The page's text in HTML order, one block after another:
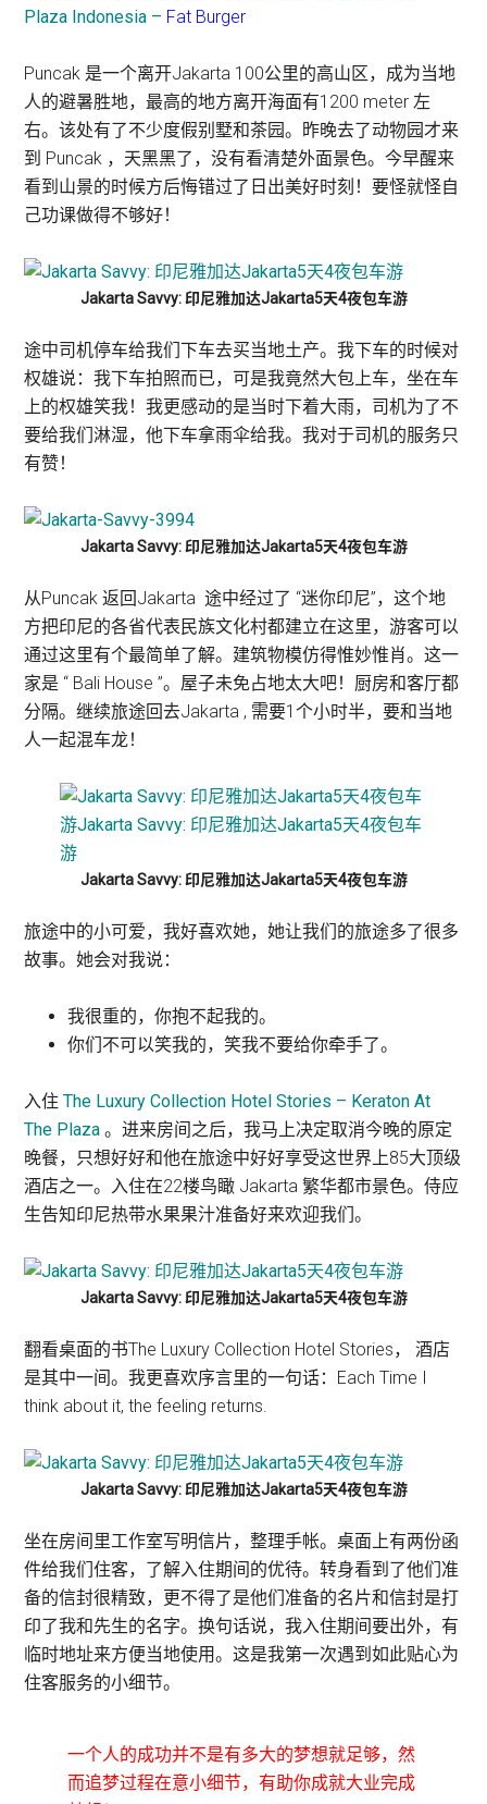
Plaza Indonesia – Fat Burger
Puncak 是一个离开Jakarta 100公里的高山区，成为当地
人的避暑胜地，最高的地方离开海面有1200 meter 左
右。该处有了不少度假别墅和茶园。昨晚去了动物园才来
到 Puncak ，天黑黑了，没有看清楚外面景色。今早醒来
看到山景的时候方后悔错过了日出美好时刻！要怪就怪自
己功课做得不够好！
Jakarta Savvy: 印尼雅加达Jakarta5天4夜包车游
途中司机停车给我们下车去买当地土产。我下车的时候对
权雄说：我下车拍照而已，可是我竟然大包上车，坐在车
上的权雄笑我！我更感动的是当时下着大雨，司机为了不
要给我们淋湿，他下车拿雨伞给我。我对于司机的服务只
有赞！
Jakarta Savvy: 印尼雅加达Jakarta5天4夜包车游
从Puncak 返回Jakarta 途中经过了 “迷你印尼”，这个地
方把印尼的各省代表民族文化村都建立在这里，游客可以
通过这里有个最简单了解。建筑物模仿得惟妙惟肖。这一
家是 “ Bali House ”。屋子未免占地太大吧！厨房和客厅都
分隔。继续旅途回去Jakarta , 需要1个小时半，要和当地
人一起混车龙！
Jakarta Savvy: 印尼雅加达Jakarta5天4夜包车游
旅途中的小可爱，我好喜欢她，她让我们的旅途多了很多
故事。她会对我说：
我很重的，你抱不起我的。
你们不可以笑我的，笑我不要给你牵手了。
入住 The Luxury Collection Hotel Stories – Keraton At
The Plaza 。进来房间之后，我马上决定取消今晚的原定
晚餐，只想好好和他在旅途中好好享受这世界上85大顶级
酒店之一。入住在22楼鸟瞰 Jakarta 繁华都市景色。侍应
生告知印尼热带水果果汁准备好来欢迎我们。
Jakarta Savvy: 印尼雅加达Jakarta5天4夜包车游
翻看桌面的书The Luxury Collection Hotel Stories， 酒店
是其中一间。我更喜欢序言里的一句话：Each Time I
think about it, the feeling returns.
Jakarta Savvy: 印尼雅加达Jakarta5天4夜包车游
坐在房间里工作室写明信片，整理手帐。桌面上有两份函
件给我们住客，了解入住期间的优待。转身看到了他们准
备的信封很精致，更不得了是他们准备的名片和信封是打
印了我和先生的名字。换句话说，我入住期间要出外，有
临时地址来方便当地使用。这是我第一次遇到如此贴心为
住客服务的小细节。
一个人的成功并不是有多大的梦想就足够，然
而追梦过程在意小细节，有助你成就大业完成